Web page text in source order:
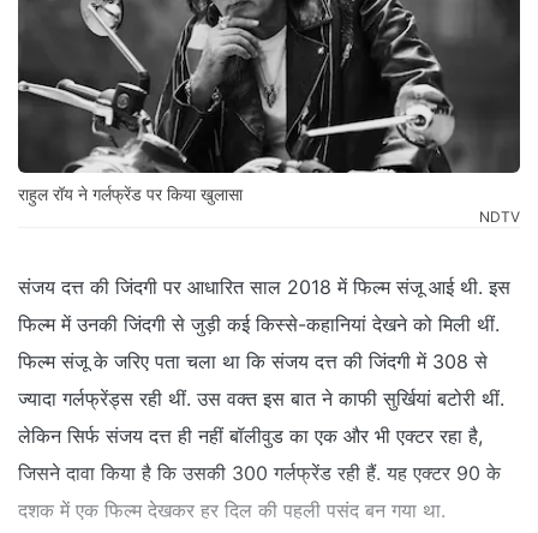
राहुल रॉय ने गर्लफ्रेंड पर किया खुलासा
NDTV
संजय दत्त की जिंदगी पर आधारित साल 2018 में फिल्म संजू आई थी. इस
फिल्म में उनकी जिंदगी से जुड़ी कई किस्से-कहानियां देखने को मिली थीं.
फिल्म संजू के जरिए पता चला था कि संजय दत्त की जिंदगी में 308 से
ज्यादा गर्लफ्रेंड्स रही थीं. उस वक्त इस बात ने काफी सुर्खियां बटोरी थीं.
लेकिन सिर्फ संजय दत्त ही नहीं बॉलीवुड का एक और भी एक्टर रहा है,
जिसने दावा किया है कि उसकी 300 गर्लफ्रेंड रही हैं. यह एक्टर 90 के
दशक में एक फिल्म देखकर हर दिल की पहली पसंद बन गया था.